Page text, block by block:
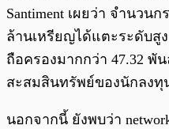
Santiment เผยว่า จำนวน
ล้านเหรียญได้แตะระดับสูง
ถือครองมากกว่า 47.32 พั
สะสมสินทรัพย์ของนักลงทุ
นอกจากนี้ ยังพบว่า